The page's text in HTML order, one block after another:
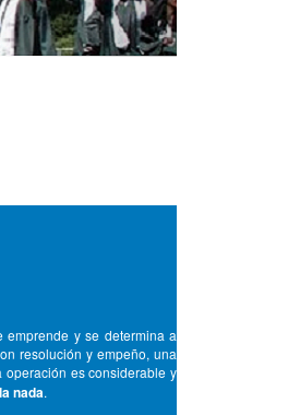
emprende y se determina a
resolución y empeño, una
es considerable y
nada.